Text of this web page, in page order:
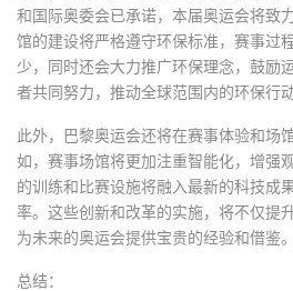
和国际奥委会已承诺，本届奥运会将致
馆的建设将严格遵守环保标准，赛事过
少，同时还会大力推广环保理念，鼓励
者共同努力，推动全球范围内的环保行动
此外，巴黎奥运会还将在赛事体验和场
如，赛事场馆将更加注重智能化，增强
的训练和比赛设施将融入最新的科技成
率。这些创新和改革的实施，将不仅提
为未来的奥运会提供宝贵的经验和借鉴。
总结：